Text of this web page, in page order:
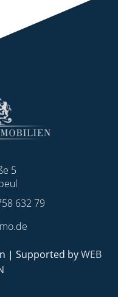
5
632 79
| Supported byWEB